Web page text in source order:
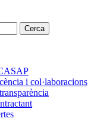
i col·laboracions